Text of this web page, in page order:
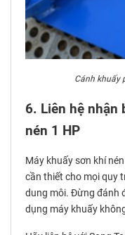
Cánh khuấy
6. Liên hệ nhận
nén 1 HP
Máy khuấy sơn khí
cần thiết cho mọi quy
dung môi. Đừng đánh
dụng máy khuấy